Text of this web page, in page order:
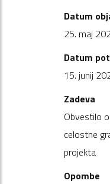
Datum
25. maj
Datum
15. junij
Zadeva
Obvestilo
celostne
projekta
Opombe